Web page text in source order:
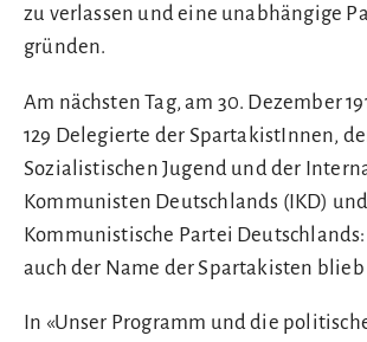
zu verlassen und eine unabhängige
gründen.
Am nächsten Tag, am 30. Dezember
129 Delegierte der SpartakistInnen,
Sozialistischen Jugend und der
Kommunisten Deutschlands (IKD)
Kommunistische Partei Deutschlands:
auch der Name der Spartakisten
In «Unser Programm und die